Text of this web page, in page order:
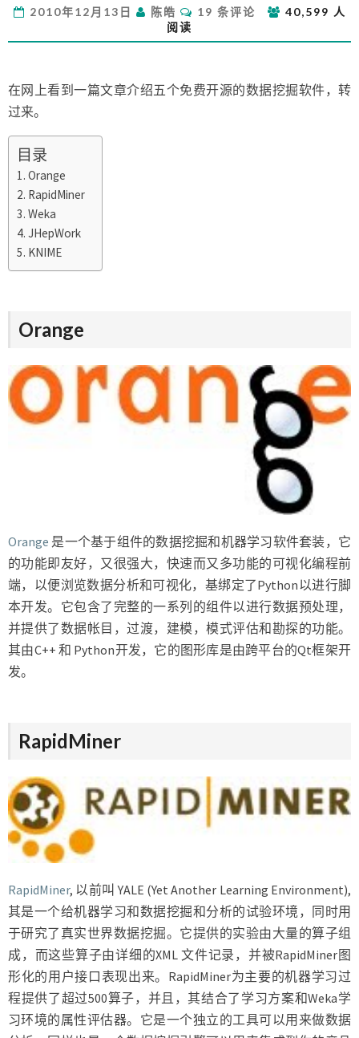
费
开
数
2010年12月13日 陈皓
评
论
19 条评论
40,599 人
阅读
在网上看到一篇文章介绍五个免费开源的数据挖掘软件，转
过来。
目录
Orange
RapidMiner
Weka
JHepWork
KNIME
Orange
Orange 是一个基于组件的数据挖掘和机器学习软件套装，它
的功能即友好，又很强大，快速而又多功能的可视化编程前
端，以便浏览数据分析和可视化，基绑定了Python以进行脚
本开发。它包含了完整的一系列的组件以进行数据预处理，
并提供了数据帐目，过渡，建模，模式评估和勘探的功能。
其由C++ 和 Python开发，它的图形库是由跨平台的Qt框架开
发。
RapidMiner
RapidMiner, 以前叫 YALE (Yet Another Learning Environment),
其是一个给机器学习和数据挖掘和分析的试验环境，同时用
于研究了真实世界数据挖掘。它提供的实验由大量的算子组
成，而这些算子由详细的XML 文件记录，并被RapidMiner图
形化的用户接口表现出来。RapidMiner为主要的机器学习过
程提供了超过500算子，并且，其结合了学习方案和Weka学
习环境的属性评估器。它是一个独立的工具可以用来做数据